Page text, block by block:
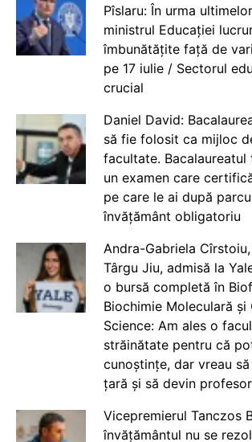
Pîslaru: În urma
ministrul Educației
îmbunătățite față de
pe 17 iulie / Sectorul
crucial
Daniel David:
să fie folosit ca mijloc
facultate. Bacalaureatul
un examen care
pe care le ai după
învățământ obligatoriu
Andra-Gabriela
Târgu Jiu, admisă la
o bursă completă în
Biochimie Moleculară și
Science: Am ales o
străinătate pentru că
cunoștințe, dar vreau
țară și să devin profesor
Vicepremierul Tanczos
învățământul nu se